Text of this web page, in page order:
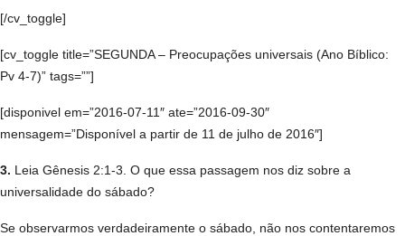
[/cv_toggle]
[cv_toggle title=”SEGUNDA – Preocupações universais (Ano Bíblico:
Pv 4-7)” tags=””]
[disponivel em=”2016-07-11″ ate=”2016-09-30″
mensagem=”Disponível a partir de 11 de julho de 2016″]
3. Leia Gênesis 2:1-3. O que essa passagem nos diz sobre a
universalidade do sábado?
Se observarmos verdadeiramente o sábado, não nos contentaremos